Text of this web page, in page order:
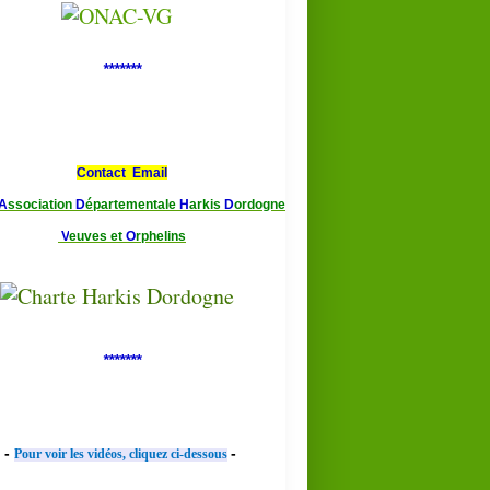
*******
Contact Email
ssociation Départementale Harkis Dordogne
Veuves et Orphelins
*******
- Pour voir les vidéos, cliquez ci-dessous -